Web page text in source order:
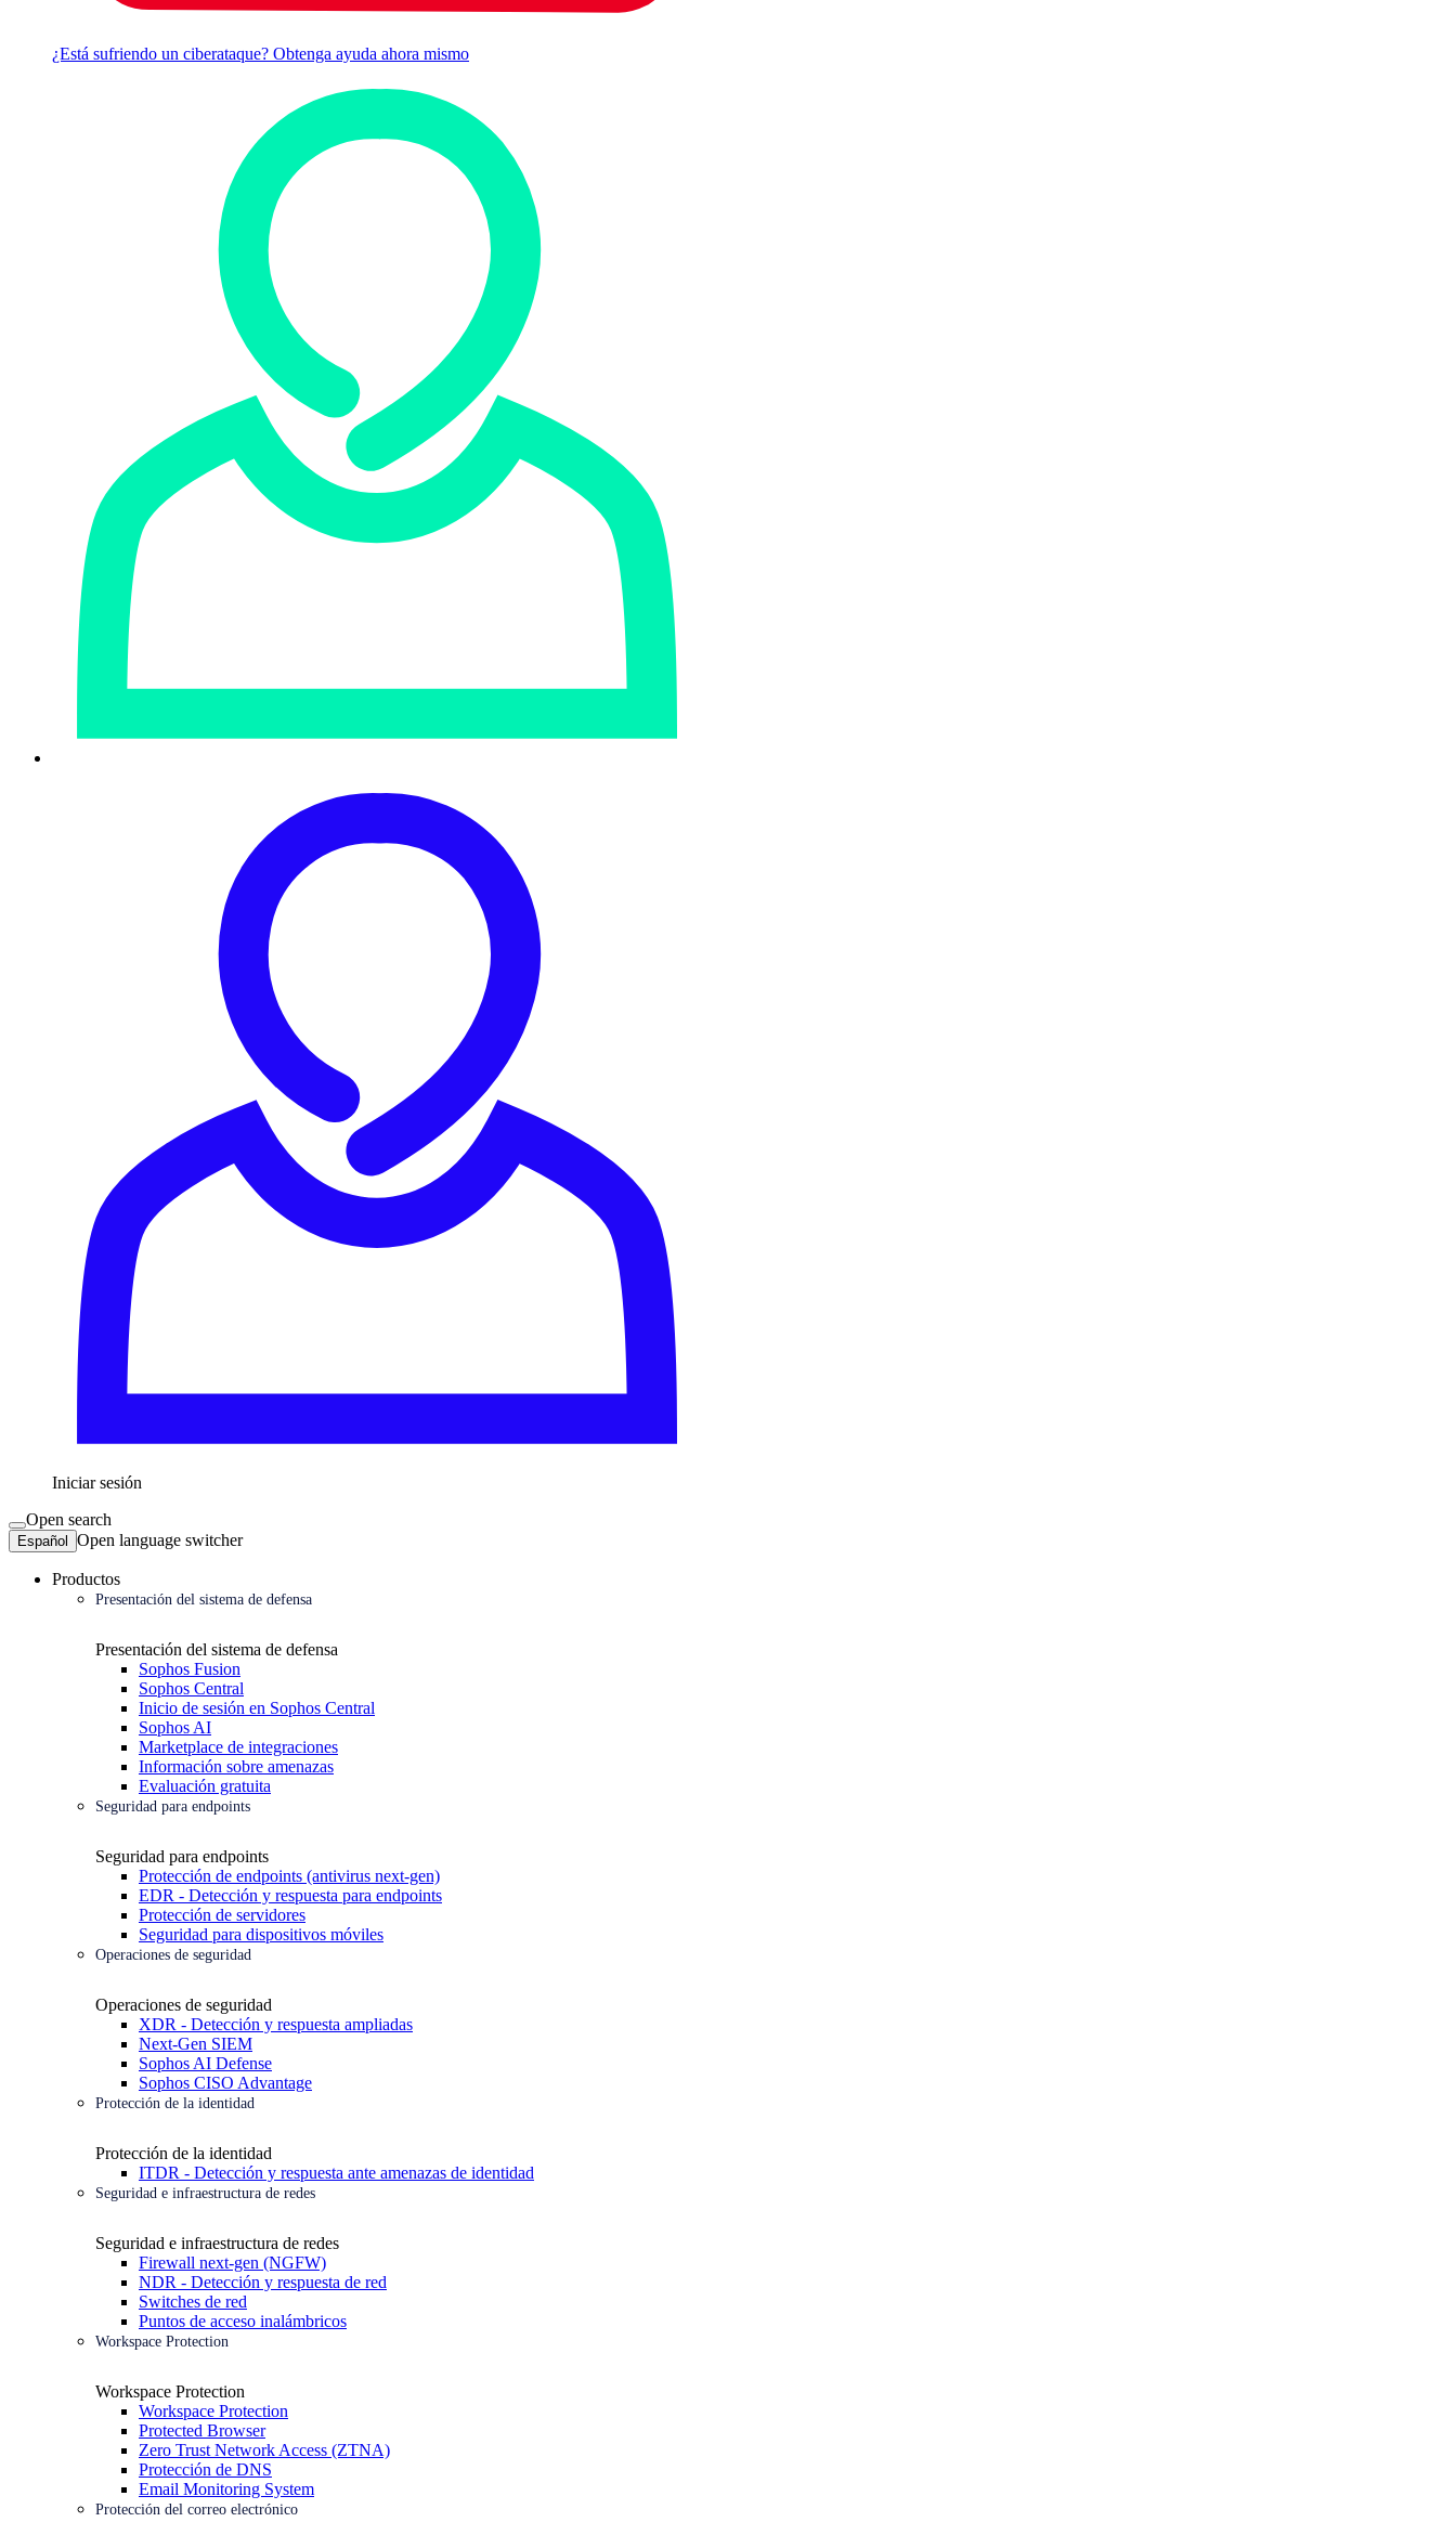
¿Está sufriendo un ciberataque? Obtenga ayuda ahora mismo
Iniciar sesión
Open search
Español Open language switcher
Productos
Presentación del sistema de defensa
Presentación del sistema de defensa
Sophos Fusion
Sophos Central
Inicio de sesión en Sophos Central
Sophos AI
Marketplace de integraciones
Información sobre amenazas
Evaluación gratuita
Seguridad para endpoints
Seguridad para endpoints
Protección de endpoints (antivirus next-gen)
EDR - Detección y respuesta para endpoints
Protección de servidores
Seguridad para dispositivos móviles
Operaciones de seguridad
Operaciones de seguridad
XDR - Detección y respuesta ampliadas
Next-Gen SIEM
Sophos AI Defense
Sophos CISO Advantage
Protección de la identidad
Protección de la identidad
ITDR - Detección y respuesta ante amenazas de identidad
Seguridad e infraestructura de redes
Seguridad e infraestructura de redes
Firewall next-gen (NGFW)
NDR - Detección y respuesta de red
Switches de red
Puntos de acceso inalámbricos
Workspace Protection
Workspace Protection
Workspace Protection
Protected Browser
Zero Trust Network Access (ZTNA)
Protección de DNS
Email Monitoring System
Protección del correo electrónico